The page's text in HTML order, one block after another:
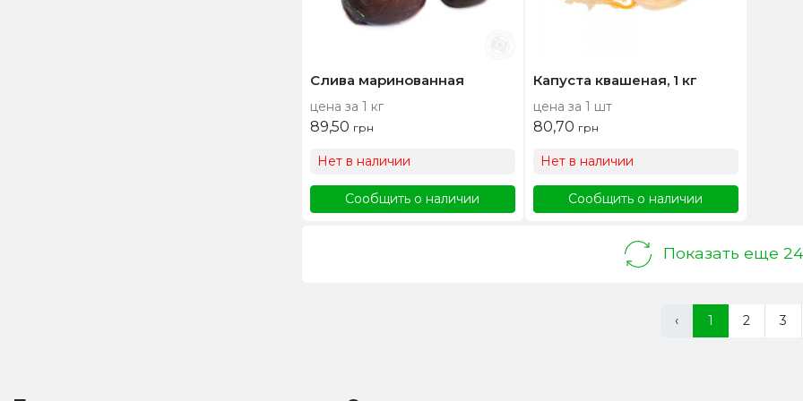
Слива маринованная
цена за 1 кг
89,50 грн
Нет в наличии
Сообщить о наличии
Капуста квашеная, 1 кг
цена за 1 шт
80,70 грн
Нет в наличии
Сообщить о наличии
Показать еще
‹ 1 2 3